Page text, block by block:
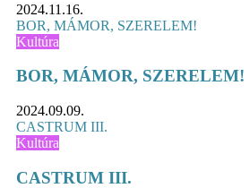
2024.11.16.
BOR, MÁMOR, SZERELEM!
Kultúra
BOR, MÁMOR, SZERELEM!
2024.09.09.
CASTRUM III.
Kultúra
CASTRUM III.